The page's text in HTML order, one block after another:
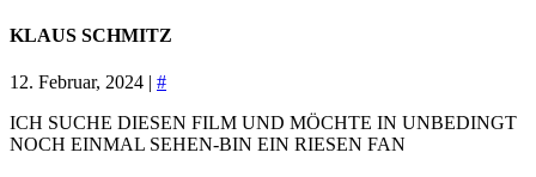
KLAUS SCHMITZ
12. Februar, 2024 | #
ICH SUCHE DIESEN FILM UND MÖCHTE IN UNBEDINGT
NOCH EINMAL SEHEN-BIN EIN RIESEN FAN